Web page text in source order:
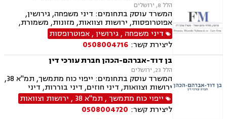
הלל 8, ירושלים
המשרד עוסק בתחומים: דיני משפחה, גירושין,
אפוטרופסות, ירושות וצוואות, מזונות, משמורת,
ייפוי כוח מתמשך, ידועים בציבור, חלוקת רכוש,
הורות חד מינית, הסכמי ממון, דיני מקרקעין,
עסקאות מכר דירה, נדל"ן, ליקויי בנייה, פינוי בינוי,
פינוי מושכר, תמ"א 38, דיירות מוגנת , בנקים,
ערבויות ושטרות , פירוקים והקפאות הליכים, צווי
מניעה, ליווי עסקי, דיני חוזים, חדלות פירעון, פשיטת
רגל, הוצאה לפועל, גביית חובות, דיני חברות,
תביעות ייצוגיות, דיני עבודה
דיני משפחה ,גירושין,אפוטרופסות
ליצירת קשר: 0508004716
בן דוד-אברהם-הכהן חברת עורכי דין
הלל 23, ירושלים
המשרד עוסק בתחומים: ייפוי כוח מתמשך, תמ"א 38,
ירושות וצוואות, דיני חוזים, דיני בוררות, דיני
מקרקעין, עסקאות מכר דירה, אפוטרופסות, לשון
הרע, דיני עמותות, דיני מכרזים והתקשרויות, דיני
בחירות , זכויות אדם, ביקורת , חוקתי ומנהלי
ייפוי כוח מתמשך, תמ"א 38 , ירושות וצוואות
ליצירת קשר: 0508004720